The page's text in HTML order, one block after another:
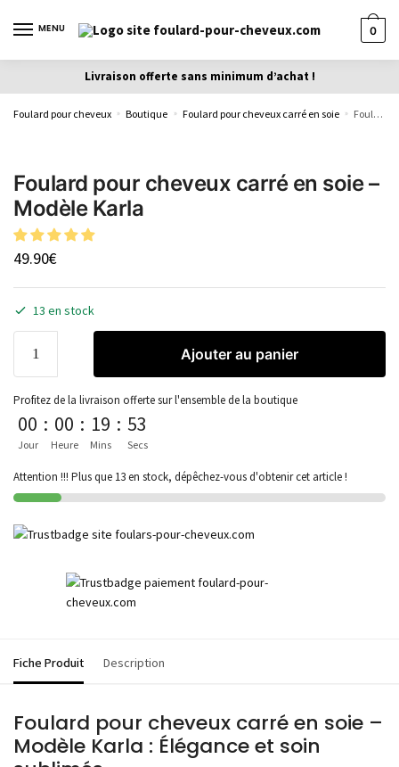
MENU 0
Livraison offerte sans minimum d’achat !
Foulard pour cheveux » Boutique » Foulard pour cheveux carré en soie » Foulard pour cheveux carré en soie – Modèle Karla
Foulard pour cheveux carré en soie –
Modèle Karla
49.90€
13 en stock
Ajouter au panier
Profitez de la livraison offerte sur l'ensemble de la boutique
00
Jour
: 00
Heure
: 19
Mins
: 53
Secs
Attention !!! Plus que 13 en stock, dépêchez-vous d'obtenir cet article !
Fiche Produit Description
Foulard pour cheveux carré en soie –
Modèle Karla : Élégance et soin